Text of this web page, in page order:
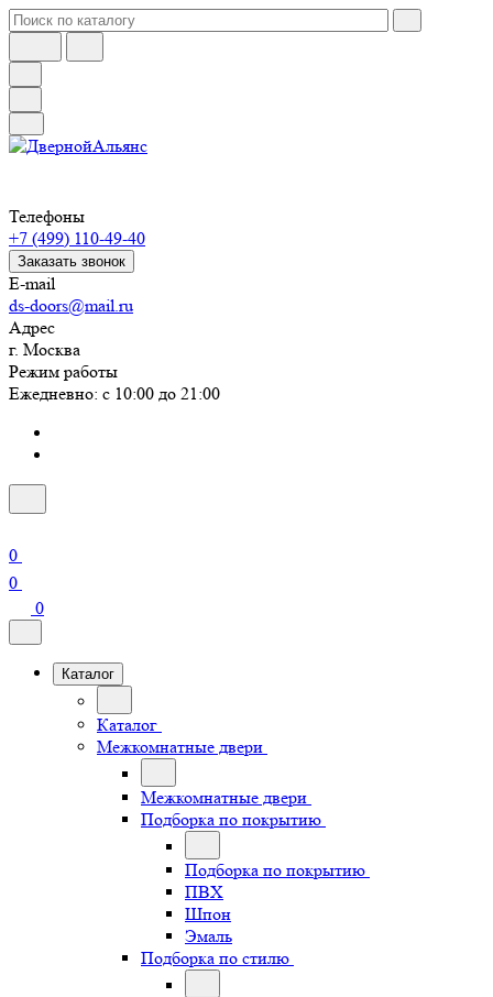
Телефоны
+7 (499) 110-49-40
Заказать звонок
E-mail
ds-doors@mail.ru
Адрес
г. Москва
Режим работы
Ежедневно: с 10:00 до 21:00
0
0
0
Каталог
Каталог
Межкомнатные двери
Межкомнатные двери
Подборка по покрытию
Подборка по покрытию
ПВХ
Шпон
Эмаль
Подборка по стилю